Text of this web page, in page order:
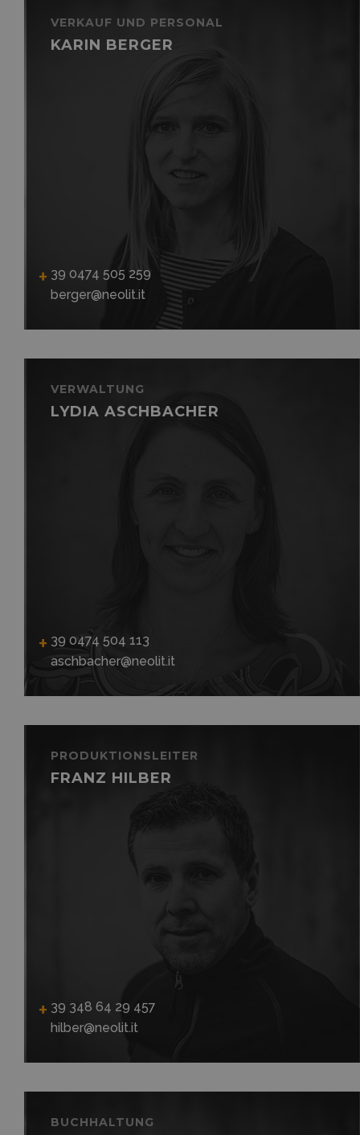
VERKAUF UND PERSONAL
KARIN BERGER
39 0474 505 259
berger@neolit.it
VERWALTUNG
LYDIA ASCHBACHER
39 0474 504 113
aschbacher@neolit.it
PRODUKTIONSLEITER
FRANZ HILBER
39 348 64 29 457
hilber@neolit.it
BUCHHALTUNG